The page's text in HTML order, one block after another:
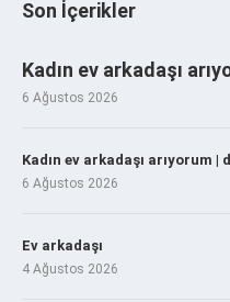
Son İçerikler
Kadın ev arkadaşı
6 Ağustos 2026
Kadın ev arkadaşı arıyorum |
6 Ağustos 2026
Ev arkadaşı
4 Ağustos 2026